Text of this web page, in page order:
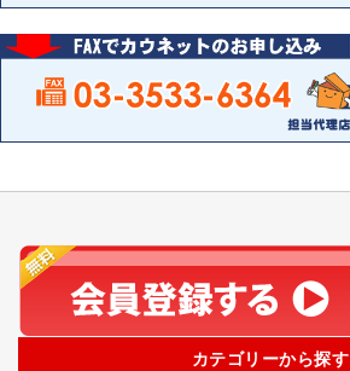
カテゴリーから探す